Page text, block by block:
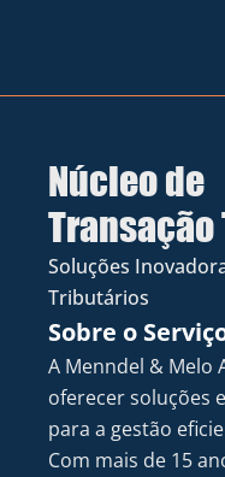
Núcleo de
Soluções
Tributários
Sobre o
A Menndel & Melo
oferecer soluções
para a gestão
Com mais de 15